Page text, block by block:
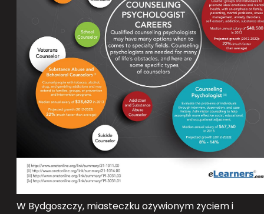
W Bydgoszczy, miasteczku ożywionym życiem i